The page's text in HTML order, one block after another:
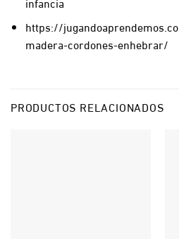
https://
madera-cordones-enhebrar/
PRODUCTOS RELACIONADOS